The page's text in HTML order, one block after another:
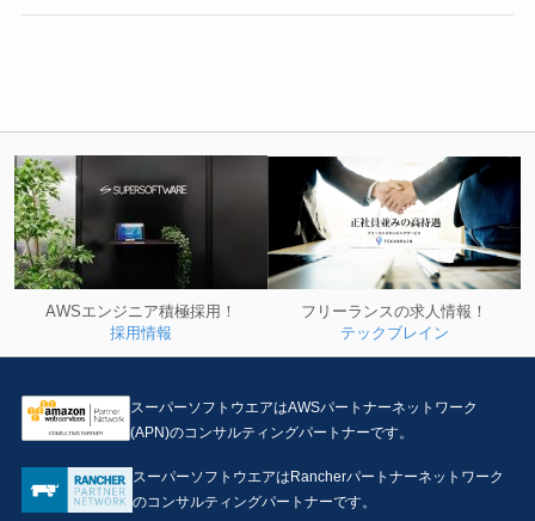
AWSエンジニア積極採用！
採用情報
フリーランスの求人情報！
テックブレイン
スーパーソフトウエアはAWSパートナーネットワーク
(APN)のコンサルティングパートナーです。
スーパーソフトウエアはRancherパートナーネットワーク
のコンサルティングパートナーです。